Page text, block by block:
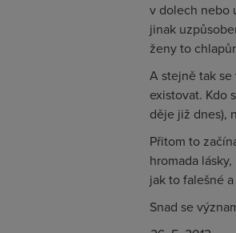
v dolech nebo
jinak
ženy to
A stejně tak
existovat. Kdo
děje již dnes),
Přitom to
hromada
jak to falešné
Snad se